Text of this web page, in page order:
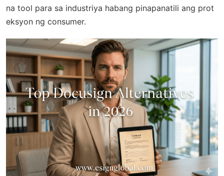
na tool para sa industriya habang pinapanatili ang prot
eksyon ng consumer.